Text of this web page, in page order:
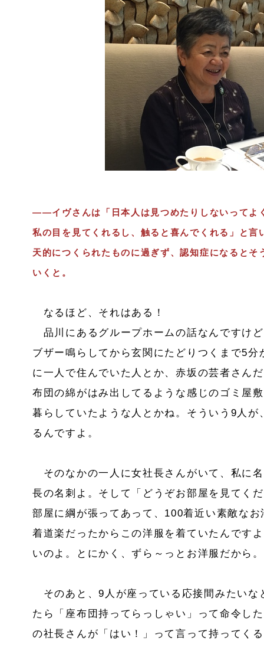
――イヴさんは「日本人は見つめたりしないってよ
私の目を見てくれるし、触ると喜んでくれる」と言
天的につくられたものに過ぎず、認知症になると
いくと。
なるほど、それはある！
品川にあるグループホームの話なんですけ
ブザー鳴らしてから玄関にたどりつくまで5
に一人で住んでいた人とか、赤坂の芸者さん
布団の綿がはみ出してるような感じのゴミ屋
暮らしていたような人とかね。そういう9人
るんですよ。
そのなかの一人に女社長さんがいて、私に
長の名刺よ。そして「どうぞお部屋を見てく
部屋に綱が張ってあって、100着近い素敵な
着道楽だったからこの洋服を着ていたんです
いのよ。とにかく、ずら～っとお洋服だから。
そのあと、9人が座っている応接間みたいな
たら「座布団持ってらっしゃい」って命令し
の社長さんが「はい！」って言って持ってく